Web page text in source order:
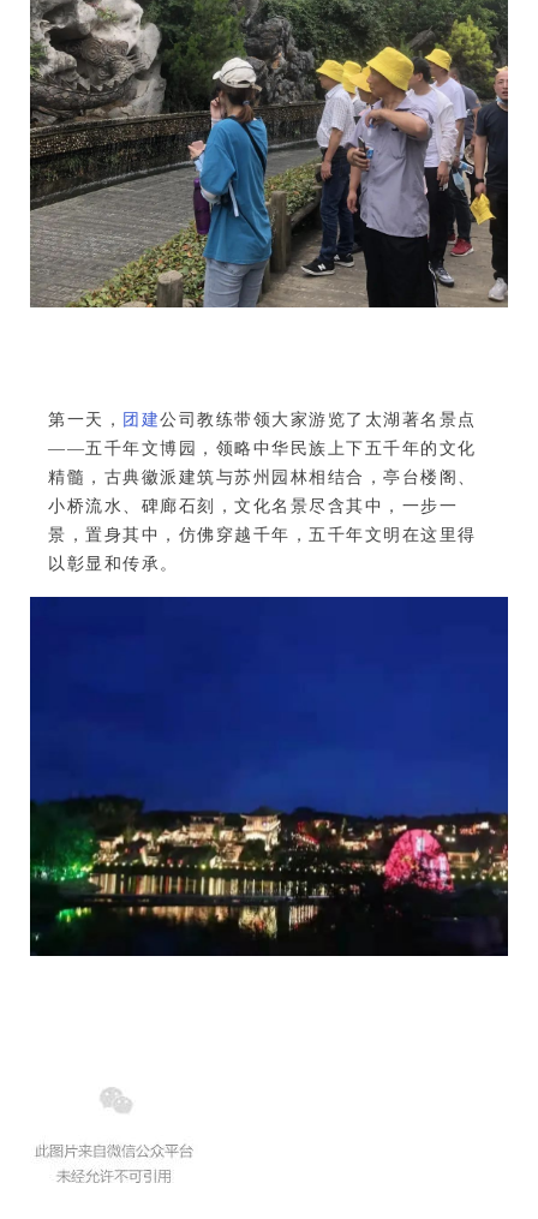
第一天， 团建公司教练带领大家游览了太湖著名景点
——五千年文博园，领略中华民族上下五千年的文化
精髓，古典徽派建筑与苏州园林相结合，亭台楼阁、
小桥流水、碑廊石刻，文化名景尽含其中，一步一
景，置身其中，仿佛穿越千年，五千年文明在这里得
以彰显和传承。